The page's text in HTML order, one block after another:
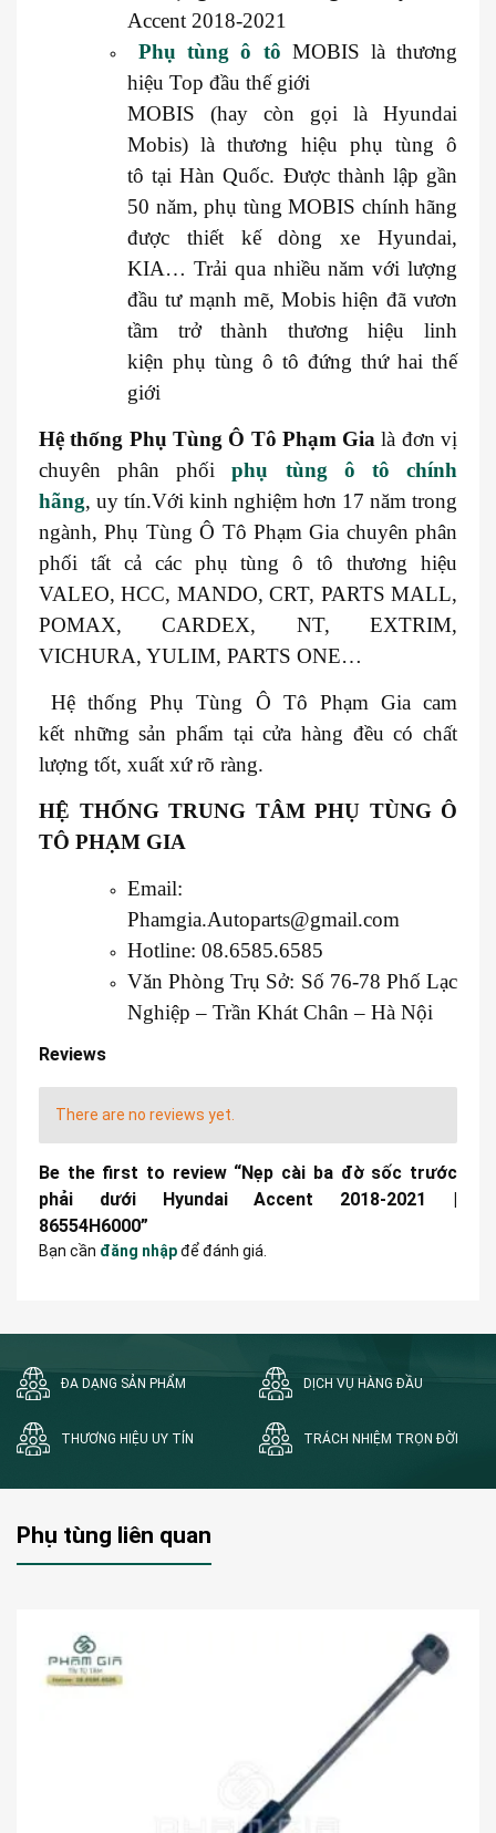
Accent 2018-2021
Phụ tùng ô tô MOBIS là thương
hiệu Top đầu thế giới
MOBIS (hay còn gọi là Hyundai
Mobis) là thương hiệu phụ tùng ô
tô tại Hàn Quốc. Được thành lập gần
50 năm, phụ tùng MOBIS chính hãng
được thiết kế dòng xe Hyundai,
KIA… Trải qua nhiều năm với lượng
đầu tư mạnh mẽ, Mobis hiện đã vươn
tầm trở thành thương hiệu linh
kiện phụ tùng ô tô đứng thứ hai thế
giới
Hệ thống Phụ Tùng Ô Tô Phạm Gia là đơn vị
chuyên phân phốiphụ tùng ô tô chính
hãng, uy tín.Với kinh nghiệm hơn 17 năm trong
ngành, Phụ Tùng Ô Tô Phạm Gia chuyên phân
phối tất cả các phụ tùng ô tô thương hiệu
VALEO, HCC, MANDO, CRT, PARTS MALL,
POMAX, CARDEX, NT, EXTRIM,
VICHURA, YULIM, PARTS ONE…
Hệ thống Phụ Tùng Ô Tô Phạm Gia cam
kết những sản phẩm tại cửa hàng đều có chất
lượng tốt, xuất xứ rõ ràng.
HỆ THỐNG TRUNG TÂM PHỤ TÙNG Ô
TÔ PHẠM GIA
Email:
Phamgia.Autoparts@gmail.com
Hotline: 08.6585.6585
Văn Phòng Trụ Sở: Số 76-78 Phố Lạc
Nghiệp – Trần Khát Chân – Hà Nội
Reviews
There are no reviews yet.
Be the first to review “Nẹp cài ba đờ sốc trước
phải dưới Hyundai Accent 2018-2021 |
86554H6000”
Bạn cần đăng nhậpđể đánh giá.
ĐA DẠNG SẢN PHẨM DỊCH VỤ HÀNG ĐẦU
THƯƠNG HIỆU UY TÍN TRÁCH NHIỆM TRỌN ĐỜI
Phụ tùng liên quan